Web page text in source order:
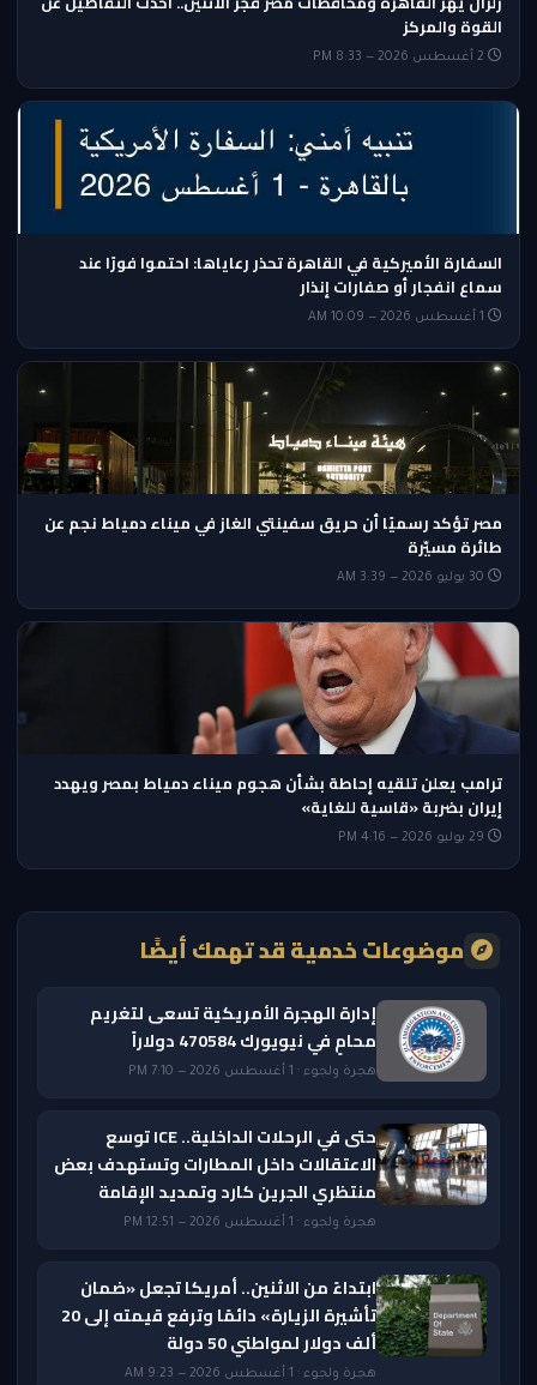
القوة والمركز
السفارة الأميركية في القاهرة تحذر رعاياها: احتموا فورًا عند
سماع انفجار أو صفارات إنذار
مصر تؤكد رسميًا أن حريق سفينتي الغاز في ميناء دمياط نجم عن
طائرة مسيّرة
ترامب يعلن تلقيه إحاطة بشأن هجوم ميناء دمياط بمصر ويهدد
إيران بضربة «قاسية للغاية»
موضوعات خدمية قد تهمك أيضًا
إدارة الهجرة الأمريكية تسعى لتغريم
محامٍ في نيويورك 470584 دولاراً
هجرة ولجوء · 1 أغسطس 2026 — 7:10 PM
حتى في الرحلات الداخلية.. ICE توسع
الاعتقالات داخل المطارات وتستهدف بعض
منتظري الجرين كارد وتمديد الإقامة
هجرة ولجوء · 1 أغسطس 2026 — 12:51 PM
ابتداءً من الاثنين.. أمريكا تجعل «ضمان
تأشيرة الزيارة» دائمًا وترفع قيمته إلى 20
ألف دولار لمواطني 50 دولة
هجرة ولجوء · 1 أغسطس 2026 — 9:23 AM